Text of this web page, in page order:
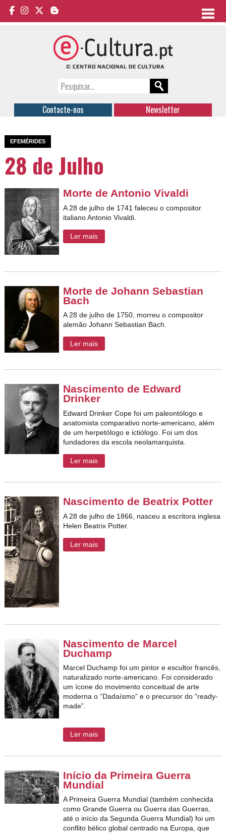
Contacte-nos Newsletter
EFEMÉRIDES
28 de Julho
Morte de Antonio Vivaldi
A 28 de julho de 1741 faleceu o compositor
italiano Antonio Vivaldi.
Ler mais
Morte de Johann Sebastian
Bach
A 28 de julho de 1750, morreu o compositor
alemão Johann Sebastian Bach.
Ler mais
Nascimento de Edward
Drinker
Edward Drinker Cope foi um paleontólogo e
anatomista comparativo norte-americano, além
de um herpetólogo e ictiólogo. Foi um dos
fundadores da escola neolamarquista.
Ler mais
Nascimento de Beatrix Potter
A 28 de julho de 1866, nasceu a escritora inglesa
Helen Beatrix Potter.
Ler mais
Nascimento de Marcel
Duchamp
Marcel Duchamp foi um pintor e escultor francês,
naturalizado norte-americano. Foi considerado
um ícone do movimento conceitual de arte
moderna o “Dadaísmo” e o precursor do “ready-
made”.
Ler mais
Início da Primeira Guerra
Mundial
A Primeira Guerra Mundial (também conhecida
como Grande Guerra ou Guerra das Guerras,
até o início da Segunda Guerra Mundial) foi um
conflito bélico global centrado na Europa, que